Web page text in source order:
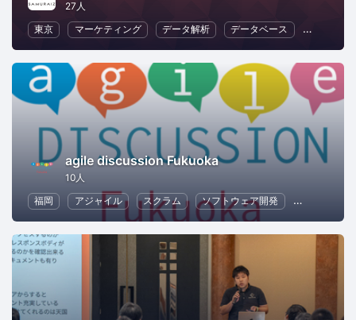
27人
東京
マーケティング データ解析 データベース IT
agile discussion Fukuoka
10人
福岡
アジャイル スクラム ソフトウェア開発 IT